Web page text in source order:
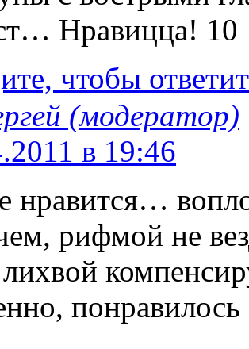
Нравицца! 10
чтобы
(модератор)
в 19:46
нравится…
рифмой не
лихвой
понравилось